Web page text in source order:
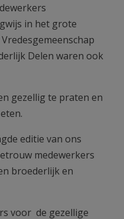
in het grote
Delen waren ook
gezellig te praten en
editie van ons
medewerkers
broederlijk en
voor de gezellige